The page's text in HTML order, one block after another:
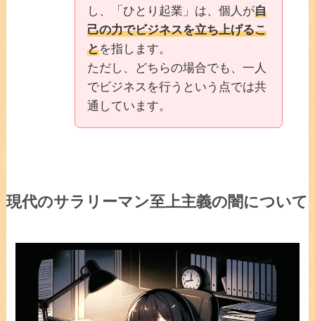
し、「ひとり起業」は、個人が自
己の力でビジネスを立ち上げるこ
とを指します。
ただし、どちらの場合でも、一人
でビジネスを行うという点では共
通しています。
現代のサラリーマン至上主義の闇について